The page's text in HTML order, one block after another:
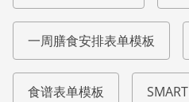
一周膳食安排表单模板
食谱表单模板